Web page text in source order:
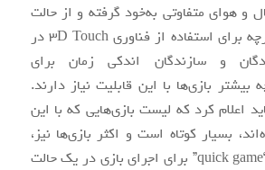
و هوای متفاوتی به‌خود گرفته و از حالت
فعلی، خارج شود. اگرچه برای استفاده از فناوری 3D Touch در
و سازندگان اندکی زمان برای
بازی‌ها با این قابلیت نیاز دارند.
اعلام کرد که لیست بازی‌هایی که با این
قابلیت هماهنگ شده‌اند، بسیار کوتاه است و اکثر بازی‌‎ها نیز،
میان‌برهایی را نظیر “quick game” برای اجرای بازی در یک حالت